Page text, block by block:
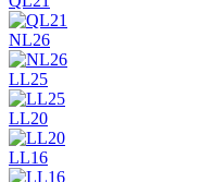
NL26
LL25
LL20
LL16